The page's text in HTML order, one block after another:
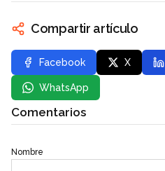
Compartir artículo
Facebook X
WhatsApp
Comentarios
Nombre